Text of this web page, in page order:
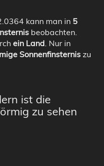
kann man in 5
beobachten.
ein Land . Nur in
Sonnenfinsternis zu
ist die
zu sehen